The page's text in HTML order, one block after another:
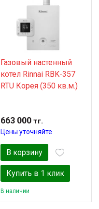
Газовый настенный
котел Rinnai RBK-357
RTU Корея (350 кв.м.)
663 000тг.
Цены уточняйте
В корзину
Купить в 1 клик
В наличии